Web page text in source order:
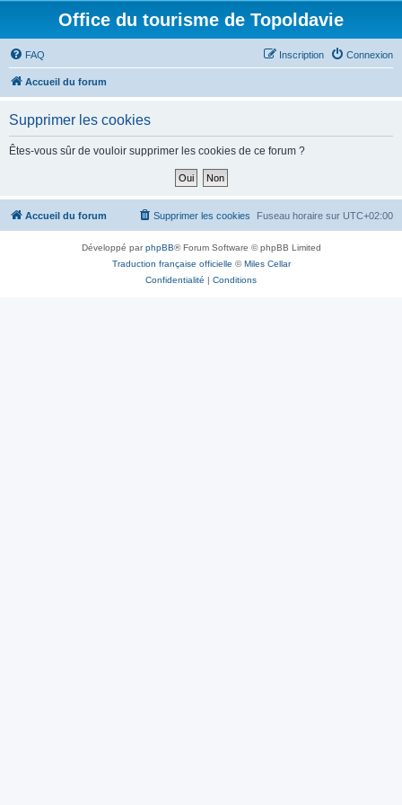
Office du tourisme de Topoldavie
FAQ Connexion
Inscription
Accueil du forum
Supprimer les cookies
Êtes-vous sûr de vouloir supprimer les cookies de ce forum ?
Accueil du forum Fuseau horaire sur UTC+02:00
Supprimer les cookies
Développé parphpBB® Forum Software © phpBB Limited
Traduction française officielle ©Miles Cellar
Confidentialité | Conditions